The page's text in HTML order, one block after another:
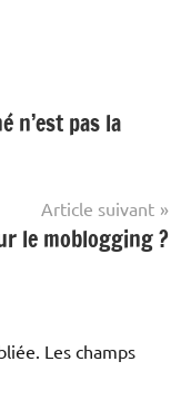
n’est pas la
Article suivant
le moblogging ?
Les champs